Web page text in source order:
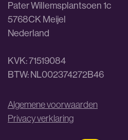
Pater Willemsplantsoen 1c
5768CK Meijel
Nederland
KVK: 71519084
BTW: NL002374272B46
Algemene voorwaarden
Privacy verklaring